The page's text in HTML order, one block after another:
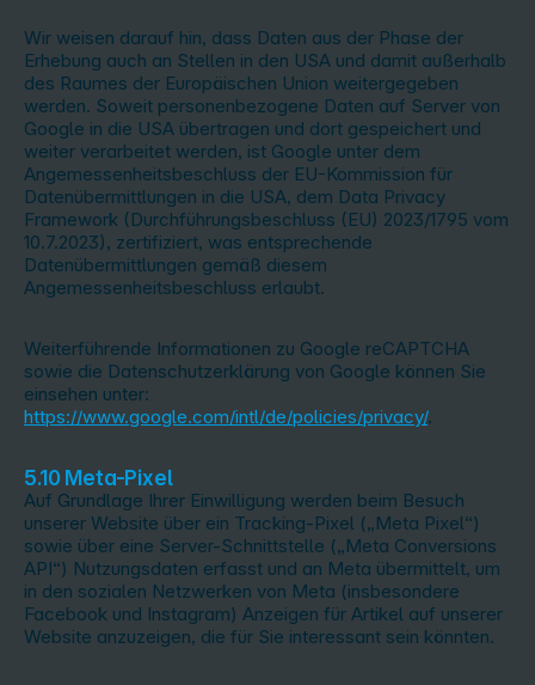
Wir weisen darauf hin, dass Daten aus der Phase der
Erhebung auch an Stellen in den USA und damit außerhalb
des Raumes der Europäischen Union weitergegeben
werden. Soweit personenbezogene Daten auf Server von
Google in die USA übertragen und dort gespeichert und
weiter verarbeitet werden, ist Google unter dem
Angemessenheitsbeschluss der EU-Kommission für
Datenübermittlungen in die USA, dem Data Privacy
Framework (Durchführungsbeschluss (EU) 2023/1795 vom
10.7.2023), zertifiziert, was entsprechende
Datenübermittlungen gemäß diesem
Angemessenheitsbeschluss erlaubt.
Weiterführende Informationen zu Google reCAPTCHA
sowie die Datenschutzerklärung von Google können Sie
einsehen unter:
https://www.google.com/intl/de/policies/privacy/.
5.10 Meta-Pixel
Auf Grundlage Ihrer Einwilligung werden beim Besuch
unserer Website über ein Tracking-Pixel („Meta Pixel“)
sowie über eine Server-Schnittstelle („Meta Conversions
API“) Nutzungsdaten erfasst und an Meta übermittelt, um
in den sozialen Netzwerken von Meta (insbesondere
Facebook und Instagram) Anzeigen für Artikel auf unserer
Website anzuzeigen, die für Sie interessant sein könnten.